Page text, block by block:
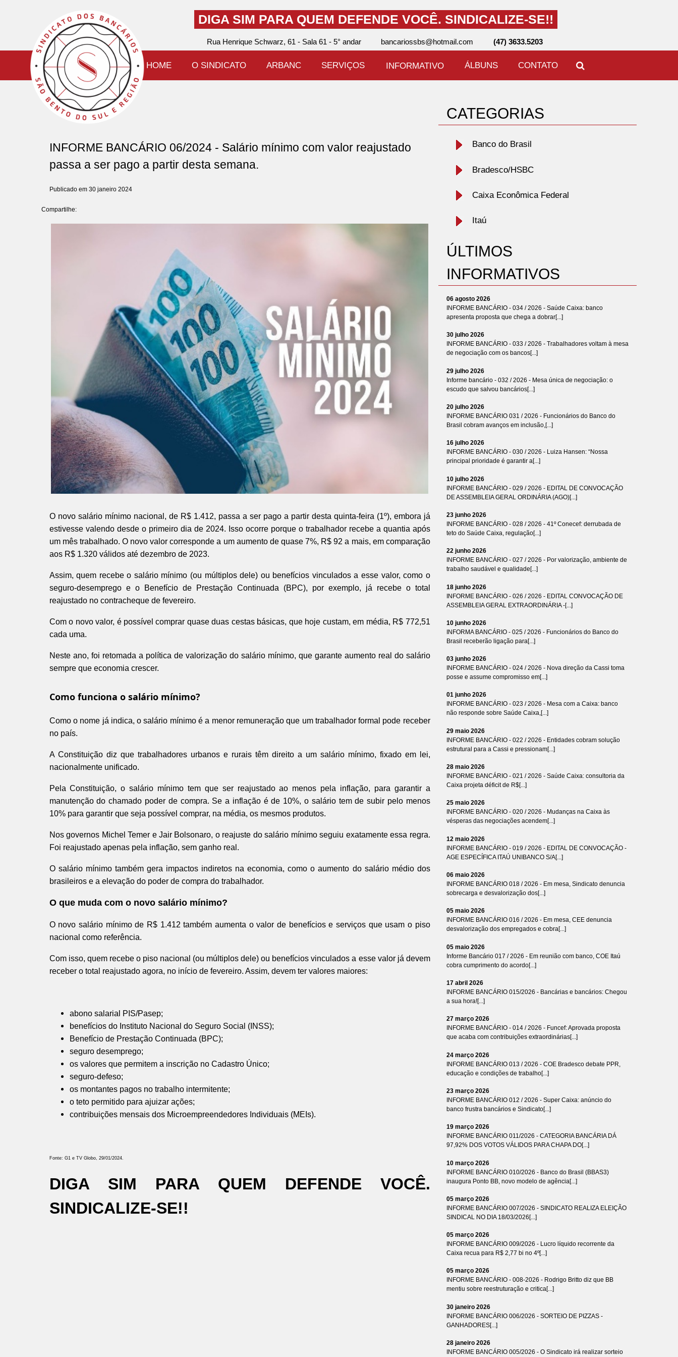
DIGA SIM PARA QUEM DEFENDE VOCÊ. SINDICALIZE-SE!!
Rua Henrique Schwarz, 61 - Sala 61 - 5° andar bancariossbs@hotmail.com (47) 3633.5203
HOME O SINDICATO ARBANC SERVIÇOS INFORMATIVO ÁLBUNS CONTATO
INFORME BANCÁRIO 06/2024 - Salário mínimo com valor reajustado
passa a ser pago a partir desta semana.
Publicado em 30 janeiro 2024
Compartilhe:
O novo salário mínimo nacional, de R$ 1.412, passa a ser pago a partir desta quinta-feira (1º), embora já
estivesse valendo desde o primeiro dia de 2024. Isso ocorre porque o trabalhador recebe a quantia após
um mês trabalhado. O novo valor corresponde a um aumento de quase 7%, R$ 92 a mais, em comparação
aos R$ 1.320 válidos até dezembro de 2023.
Assim, quem recebe o salário mínimo (ou múltiplos dele) ou benefícios vinculados a esse valor, como o
seguro-desemprego e o Benefício de Prestação Continuada (BPC), por exemplo, já recebe o total
reajustado no contracheque de fevereiro.
Com o novo valor, é possível comprar quase duas cestas básicas, que hoje custam, em média, R$ 772,51
cada uma.
Neste ano, foi retomada a política de valorização do salário mínimo, que garante aumento real do salário
sempre que economia crescer.
Como funciona o salário mínimo?
Como o nome já indica, o salário mínimo é a menor remuneração que um trabalhador formal pode receber
no país.
A Constituição diz que trabalhadores urbanos e rurais têm direito a um salário mínimo, fixado em lei,
nacionalmente unificado.
Pela Constituição, o salário mínimo tem que ser reajustado ao menos pela inflação, para garantir a
manutenção do chamado poder de compra. Se a inflação é de 10%, o salário tem de subir pelo menos
10% para garantir que seja possível comprar, na média, os mesmos produtos.
Nos governos Michel Temer e Jair Bolsonaro, o reajuste do salário mínimo seguiu exatamente essa regra.
Foi reajustado apenas pela inflação, sem ganho real.
O salário mínimo também gera impactos indiretos na economia, como o aumento do salário médio dos
brasileiros e a elevação do poder de compra do trabalhador.
O que muda com o novo salário mínimo?
O novo salário mínimo de R$ 1.412 também aumenta o valor de benefícios e serviços que usam o piso
nacional como referência.
Com isso, quem recebe o piso nacional (ou múltiplos dele) ou benefícios vinculados a esse valor já devem
receber o total reajustado agora, no início de fevereiro. Assim, devem ter valores maiores:
abono salarial PIS/Pasep;
benefícios do Instituto Nacional do Seguro Social (INSS);
Benefício de Prestação Continuada (BPC);
seguro desemprego;
os valores que permitem a inscrição no Cadastro Único;
seguro-defeso;
os montantes pagos no trabalho intermitente;
o teto permitido para ajuizar ações;
contribuições mensais dos Microempreendedores Individuais (MEIs).
Fonte: G1 e TV Globo, 29/01/2024.
DIGA SIM PARA QUEM DEFENDE VOCÊ.
SINDICALIZE-SE!!
CATEGORIAS
Banco do Brasil
Bradesco/HSBC
Caixa Econômica Federal
Itaú
ÚLTIMOS
INFORMATIVOS
06 agosto 2026
INFORME BANCÁRIO - 034 / 2026 - Saúde Caixa: banco
apresenta proposta que chega a dobrar[...]
30 julho 2026
INFORME BANCÁRIO - 033 / 2026 - Trabalhadores voltam à mesa
de negociação com os bancos[...]
29 julho 2026
Informe bancário - 032 / 2026 - Mesa única de negociação: o
escudo que salvou bancários[...]
20 julho 2026
INFORME BANCÁRIO 031 / 2026 - Funcionários do Banco do
Brasil cobram avanços em inclusão,[...]
16 julho 2026
INFORME BANCÁRIO - 030 / 2026 - Luiza Hansen: “Nossa
principal prioridade é garantir a[...]
10 julho 2026
INFORME BANCÁRIO - 029 / 2026 - EDITAL DE CONVOCAÇÃO
DE ASSEMBLEIA GERAL ORDINÁRIA (AGO)[...]
23 junho 2026
INFORME BANCÁRIO - 028 / 2026 - 41º Conecef: derrubada de
teto do Saúde Caixa, regulação[...]
22 junho 2026
INFORME BANCÁRIO - 027 / 2026 - Por valorização, ambiente de
trabalho saudável e qualidade[...]
18 junho 2026
INFORME BANCÁRIO - 026 / 2026 - EDITAL CONVOCAÇÃO DE
ASSEMBLEIA GERAL EXTRAORDINÁRIA -[...]
10 junho 2026
INFORMA BANCÁRIO - 025 / 2026 - Funcionários do Banco do
Brasil receberão ligação para[...]
03 junho 2026
INFORME BANCÁRIO - 024 / 2026 - Nova direção da Cassi toma
posse e assume compromisso em[...]
01 junho 2026
INFORME BANCÁRIO - 023 / 2026 - Mesa com a Caixa: banco
não responde sobre Saúde Caixa,[...]
29 maio 2026
INFORME BANCÁRIO - 022 / 2026 - Entidades cobram solução
estrutural para a Cassi e pressionam[...]
28 maio 2026
INFORME BANCÁRIO - 021 / 2026 - Saúde Caixa: consultoria da
Caixa projeta déficit de R$[...]
25 maio 2026
INFORME BANCÁRIO - 020 / 2026 - Mudanças na Caixa às
vésperas das negociações acendem[...]
12 maio 2026
INFORME BANCÁRIO - 019 / 2026 - EDITAL DE CONVOCAÇÃO -
AGE ESPECÍFICA ITAÚ UNIBANCO S/A[...]
06 maio 2026
INFORME BANCÁRIO 018 / 2026 - Em mesa, Sindicato denuncia
sobrecarga e desvalorização dos[...]
05 maio 2026
INFORME BANCÁRIO 016 / 2026 - Em mesa, CEE denuncia
desvalorização dos empregados e cobra[...]
05 maio 2026
Informe Bancário 017 / 2026 - Em reunião com banco, COE Itaú
cobra cumprimento do acordo[...]
17 abril 2026
INFORME BANCÁRIO 015/2026 - Bancárias e bancários: Chegou
a sua hora![...]
27 março 2026
INFORME BANCÁRIO - 014 / 2026 - Funcef: Aprovada proposta
que acaba com contribuições extraordinárias[...]
24 março 2026
INFORME BANCÁRIO 013 / 2026 - COE Bradesco debate PPR,
educação e condições de trabalho[...]
23 março 2026
INFORME BANCÁRIO 012 / 2026 - Super Caixa: anúncio do
banco frustra bancários e Sindicato[...]
19 março 2026
INFORME BANCÁRIO 011/2026 - CATEGORIA BANCÁRIA DÁ
97,92% DOS VOTOS VÁLIDOS PARA CHAPA DO[...]
10 março 2026
INFORME BANCÁRIO 010/2026 - Banco do Brasil (BBAS3)
inaugura Ponto BB, novo modelo de agência[...]
05 março 2026
INFORME BANCÁRIO 007/2026 - SINDICATO REALIZA ELEIÇÃO
SINDICAL NO DIA 18/03/2026[...]
05 março 2026
INFORME BANCÁRIO 009/2026 - Lucro líquido recorrente da
Caixa recua para R$ 2,77 bi no 4º[...]
05 março 2026
INFORME BANCÁRIO - 008-2026 - Rodrigo Britto diz que BB
mentiu sobre reestruturação e critica[...]
30 janeiro 2026
INFORME BANCÁRIO 006/2026 - SORTEIO DE PIZZAS -
GANHADORES[...]
28 janeiro 2026
INFORME BANCÁRIO 005/2026 - O Sindicato irá realizar sorteio